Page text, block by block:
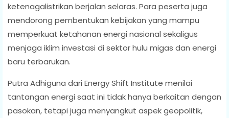
ketenagalistrikan berjalan selaras. Para peserta juga
mendorong pembentukan kebijakan yang mampu
memperkuat ketahanan energi nasional sekaligus
menjaga iklim investasi di sektor hulu migas dan energi
baru terbarukan.
Putra Adhiguna dari Energy Shift Institute menilai
tantangan energi saat ini tidak hanya berkaitan dengan
pasokan, tetapi juga menyangkut aspek geopolitik,